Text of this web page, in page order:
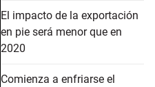
El impacto de la exportación
en pie será menor que en
2020
Comienza a enfriarse el